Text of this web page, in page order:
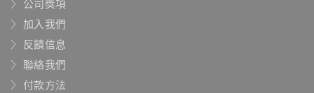
公司獎項
加入我們
反饋信息
聯絡我們
付款方法